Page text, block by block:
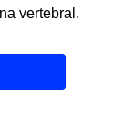
vertebral.